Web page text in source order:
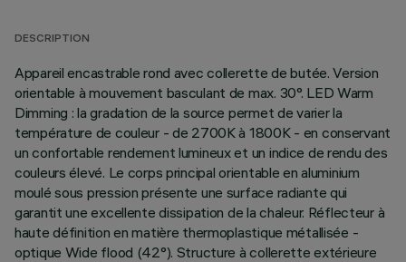
DESCRIPTION
Appareil encastrable rond avec collerette de butée. Version
orientable à mouvement basculant de max. 30°. LED Warm
Dimming : la gradation de la source permet de varier la
température de couleur - de 2700K à 1800K - en conservant
un confortable rendement lumineux et un indice de rendu des
couleurs élevé. Le corps principal orientable en aluminium
moulé sous pression présente une surface radiante qui
garantit une excellente dissipation de la chaleur. Réflecteur à
haute définition en matière thermoplastique métallisée -
optique Wide flood (42°). Structure à collerette extérieure